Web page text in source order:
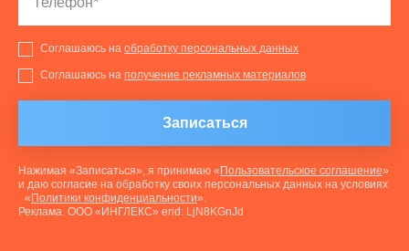
Соглашаюсь на обработку персональных данных
Соглашаюсь на получение рекламных материалов
Записаться
Нажимая «Записаться», я принимаю « Пользовательское соглашение»
и даю согласие на обработку своих персональных данных на условиях
« Политики конфиденциальности».
Реклама. ООО «ИНГЛЕКС» erid: LjN8KGnJd